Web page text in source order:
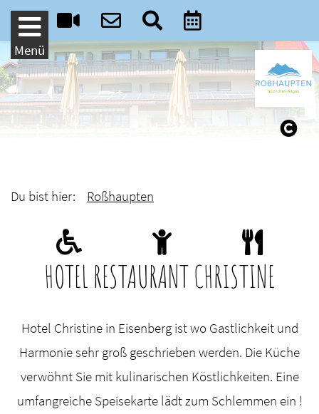
Weiter zum Inhalt
Menü
Du bist hier: Roßhaupten
HOTEL RESTAURANT CHRISTINE
Hotel Christine in Eisenberg ist wo Gastlichkeit und
Harmonie sehr groß geschrieben werden. Die Küche
verwöhnt Sie mit kulinarischen Köstlichkeiten. Eine
umfangreiche Speisekarte lädt zum Schlemmen ein !